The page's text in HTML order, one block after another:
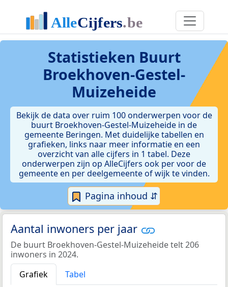
Statistieken Buurt
Broekhoven-Gestel-
Muizeheide
Bekijk de data over ruim 100 onderwerpen voor de
buurt Broekhoven-Gestel-Muizeheide in de
gemeente Beringen. Met duidelijke tabellen en
grafieken, links naar meer informatie en een
overzicht van alle cijfers in 1 tabel. Deze
onderwerpen zijn op AlleCijfers ook per voor de
gemeente en per deelgemeente of wijk te vinden.
Pagina inhoud ⇵
Aantal inwoners per jaar
De buurt Broekhoven-Gestel-Muizeheide telt 206
inwoners in 2024.
Grafiek
Tabel